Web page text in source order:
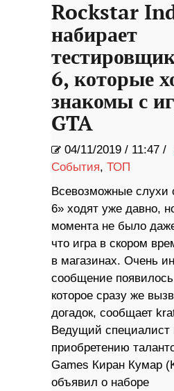
Rockstar
набирает
6, которые
знакомы с
GTA
04/11/2019 / 11:47 /
События, ТОП
Всевозможные слухи
6» ходят уже давно,
момента не было
что игра в скором
в магазинах. Очень
сообщение
которое сразу же
догадок, сообщает
Ведущий специалист
приобретению
Games Киран Кумар
объявил о наборе